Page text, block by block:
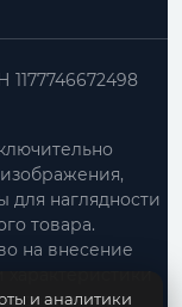
1177746672498
для наглядности
товара.
на внесение
и аналитики